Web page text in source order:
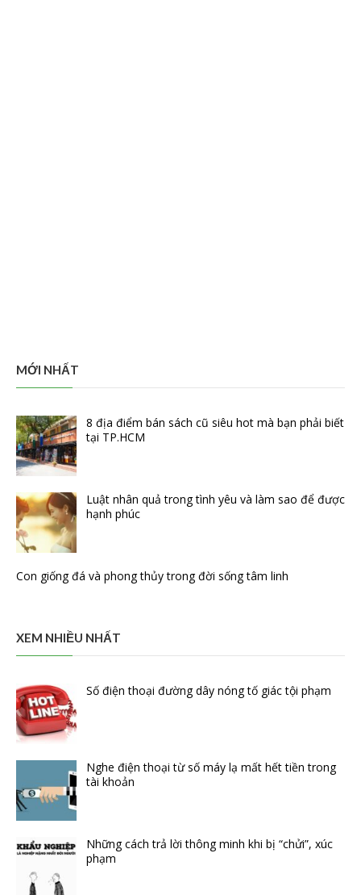
MỚI NHẤT
8 địa điểm bán sách cũ siêu hot mà bạn phải biết
tại TP.HCM
Luật nhân quả trong tình yêu và làm sao để được
hạnh phúc
Con giống đá và phong thủy trong đời sống tâm linh
XEM NHIỀU NHẤT
Số điện thoại đường dây nóng tố giác tội phạm
Nghe điện thoại từ số máy lạ mất hết tiền trong
tài khoản
Những cách trả lời thông minh khi bị “chửi”, xúc
phạm